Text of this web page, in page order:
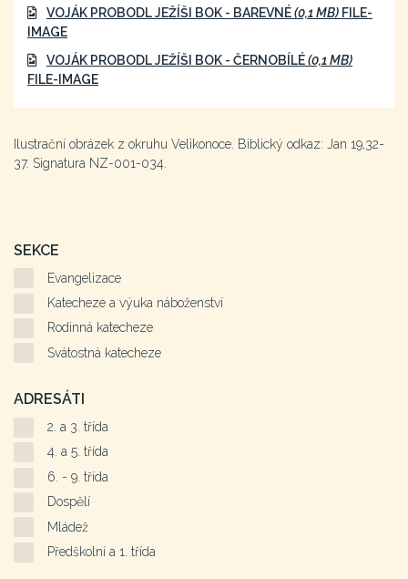
VOJÁK PROBODL JEŽÍŠI BOK - BAREVNÉ(0,1 MB) FILE-
IMAGE
VOJÁK PROBODL JEŽÍŠI BOK - ČERNOBÍLÉ(0,1 MB)
FILE-IMAGE
Ilustrační obrázek z okruhu Velikonoce. Biblický odkaz: Jan 19,32-
37. Signatura NZ-001-034.
SEKCE
Evangelizace
Katecheze a výuka náboženství
Rodinná katecheze
Svátostná katecheze
ADRESÁTI
2. a 3. třída
4. a 5. třída
6. - 9. třída
Dospělí
Mládež
Předškolní a 1. třída